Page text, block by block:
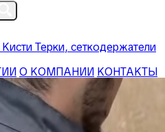
Кисти Терки, сеткодержатели
О КОМПАНИИ КОНТАКТЫ